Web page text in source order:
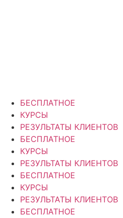
БЕСПЛАТНОЕ
КУРСЫ
РЕЗУЛЬТАТЫ КЛИЕНТОВ
БЕСПЛАТНОЕ
КУРСЫ
РЕЗУЛЬТАТЫ КЛИЕНТОВ
БЕСПЛАТНОЕ
КУРСЫ
РЕЗУЛЬТАТЫ КЛИЕНТОВ
БЕСПЛАТНОЕ